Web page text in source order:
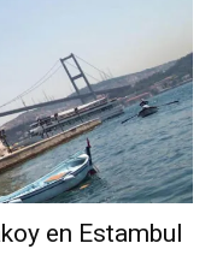
en Estambul